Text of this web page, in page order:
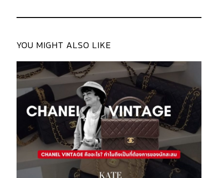
YOU MIGHT ALSO LIKE